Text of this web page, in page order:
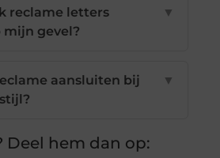
reclame letters
gevel?
▼
aansluiten bij
▼
Deel hem dan op: